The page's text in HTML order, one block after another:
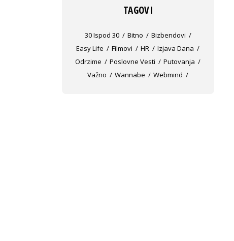
TAGOVI
30 Ispod 30 Bitno
Bizbendovi
Easy Life
Filmovi HR
Izjava Dana
Odrzime
Poslovne Vesti
Putovanja
Važno
Wannabe Webmind